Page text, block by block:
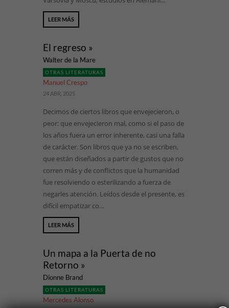
LEER MÁS
El regreso »
Walter de la Mare
OTRAS LITERATURAS
Manuel Crespo
24 ABR, 2025
Decimos de ciertos libros que envejecieron, o
peor: que envejecieron mal, como si el paso de
los años fuera un error inherente, casi una falla
de carácter. Son libros que ya no se escriben,
que están diseñados a partir de gustos que no
corren más y de conflictos que la humanidad
fue resolviendo o esterilizando a fuerza de
negarles atención. Leídos desde el presente, es
difícil empatizar co...
LEER MÁS
Un mapa a la Puerta de no
Retorno »
Dionne Brand
OTRAS LITERATURAS
Mercedes Alonso